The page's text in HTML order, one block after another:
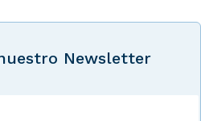
Newsletter